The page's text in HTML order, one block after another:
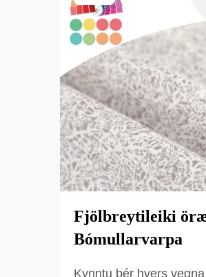
Fjölbreytileiki
Bómullarvarpa
Kynntu þér hvers